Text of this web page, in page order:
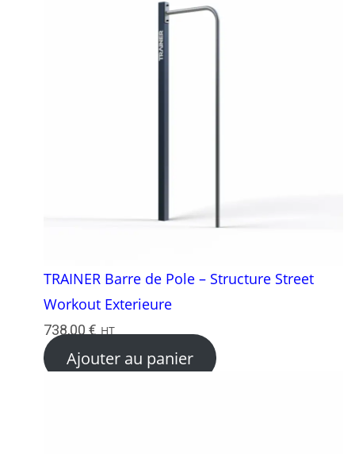
TRAINER Barre de Pole – Structure Street
Workout Exterieure
738,00€ HT
Ajouter au panier